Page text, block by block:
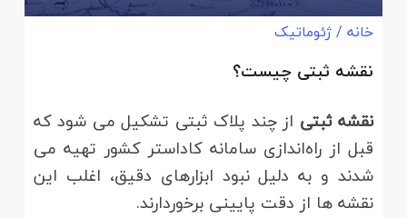
خانه /ژئوماتیک
نقشه ثبتی چیست؟
نقشه ثبتی از چند پلاک ثبتی تشکیل می شود که
قبل از راه‌اندازی سامانه کاداستر کشور تهیه می
شدند و به دلیل نبود ابزارهای دقیق، اغلب این
نقشه ها از دقت پایینی برخوردارند.